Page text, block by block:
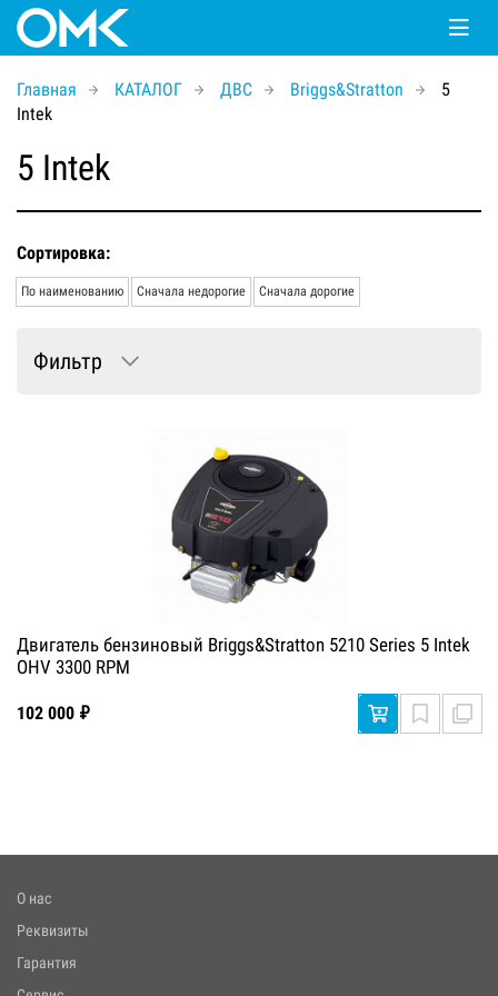
Главная КАТАЛОГ ДВС Briggs&Stratton
5
Intek
5 Intek
Сортировка:
По наименованию Сначала недорогие Сначала дорогие
Фильтр
Двигатель бензиновый Briggs&Stratton 5210 Series 5 Intek
OHV 3300 RPM
102 000 ₽
О нас
Реквизиты
Гарантия